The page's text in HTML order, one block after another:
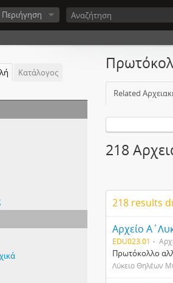
Περιήγηση
Κατάλογος
Related
218
218 results
Αρχείο
EDU023.01
Πρωτόκολλο
Λύκειο Θηλέων